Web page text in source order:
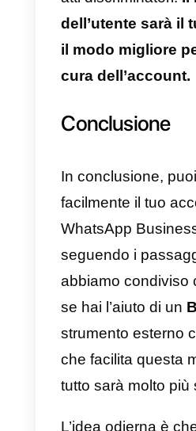
Si
leggere
verificare che
Se in caso
il regolamento
nuova regola,
essere
con l’utilizzo
dei termini,
tenersi